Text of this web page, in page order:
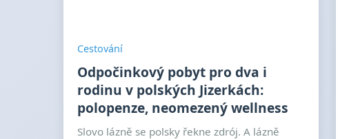
Cestování
Odpočinkový pobyt pro dva i
rodinu v polských Jizerkách:
polopenze, neomezený wellness
Slovo lázně se polsky řekne zdrój. A lázně